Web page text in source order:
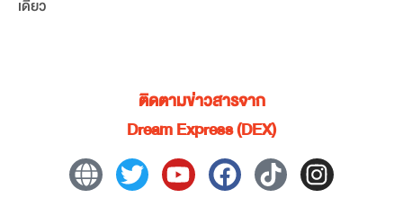
เดียว
ติดตามข่าวสารจาก
Dream Express (DEX)